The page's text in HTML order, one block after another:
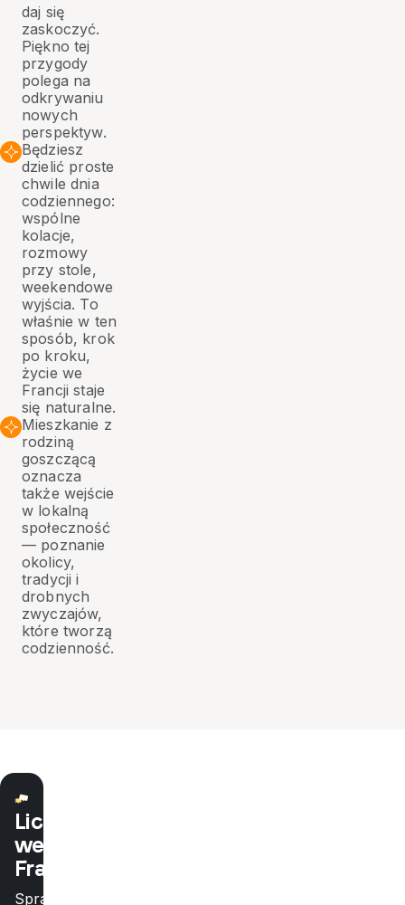
daj się
zaskoczyć.
Piękno tej
przygody
polega na
odkrywaniu
nowych
perspektyw.
Będziesz
dzielić proste
chwile dnia
codziennego:
wspólne
kolacje,
rozmowy
przy stole,
weekendowe
wyjścia. To
właśnie w ten
sposób, krok
po kroku,
życie we
Francji staje
się naturalne.
Mieszkanie z
rodziną
goszczącą
oznacza
także wejście
w lokalną
społeczność
— poznanie
okolicy,
tradycji i
drobnych
zwyczajów,
które tworzą
codzienność.
Liceum
we
Francji
Sprawdź,